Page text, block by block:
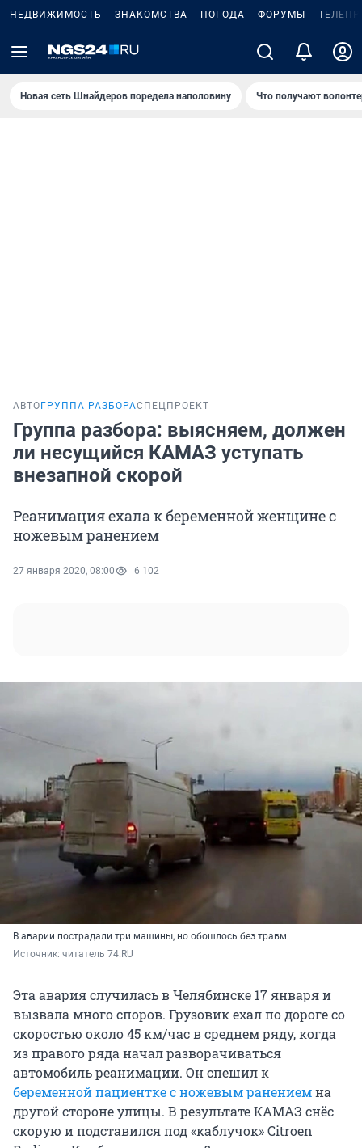
НЕДВИЖИМОСТЬ ЗНАКОМСТВА ПОГОДА ФОРУМЫ
Новая сеть Шнайдеров поредела наполовину Что получают
АВТО ГРУППА РАЗБОРАСПЕЦПРОЕКТ
Группа разбора: выясняем, должен
ли несущийся КАМАЗ уступать
внезапной скорой
Реанимация ехала к беременной женщине с
ножевым ранением
27 января 2020, 08:00 6 102
В аварии пострадали три машины, но обошлось без травм
Источник: читатель 74.RU
Эта авария случилась в Челябинске 17 января и
вызвала много споров. Грузовик ехал по дороге со
скоростью около 45 км/час в среднем ряду, когда
из правого ряда начал разворачиваться
автомобиль реанимации. Он спешил к
беременной пациентке с ножевым ранениемна
другой стороне улицы. В результате КАМАЗ снёс
скорую и подставился под «каблучок» Citroen